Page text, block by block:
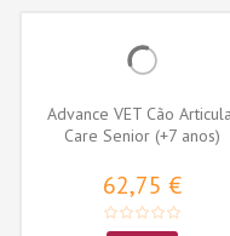
Advance VET Cão
Care Senior (+7 anos)
62,75 €